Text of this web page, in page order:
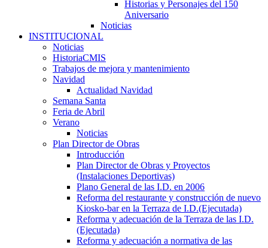
Historias y Personajes del 150
Aniversario
Noticias
INSTITUCIONAL
Noticias
HistoriaCMIS
Trabajos de mejora y mantenimiento
Navidad
Actualidad Navidad
Semana Santa
Feria de Abril
Verano
Noticias
Plan Director de Obras
Introducción
Plan Director de Obras y Proyectos
(Instalaciones Deportivas)
Plano General de las I.D. en 2006
Reforma del restaurante y construcción de nuevo
Kiosko-bar en la Terraza de I.D.(Ejecutada)
Reforma y adecuación de la Terraza de las I.D.
(Ejecutada)
Reforma y adecuación a normativa de las